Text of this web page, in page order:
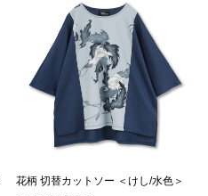
花柄 切替カットソー ＜けし/水色＞